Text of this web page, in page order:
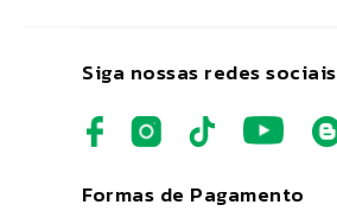
Siga nossas redes sociais
Formas de Pagamento